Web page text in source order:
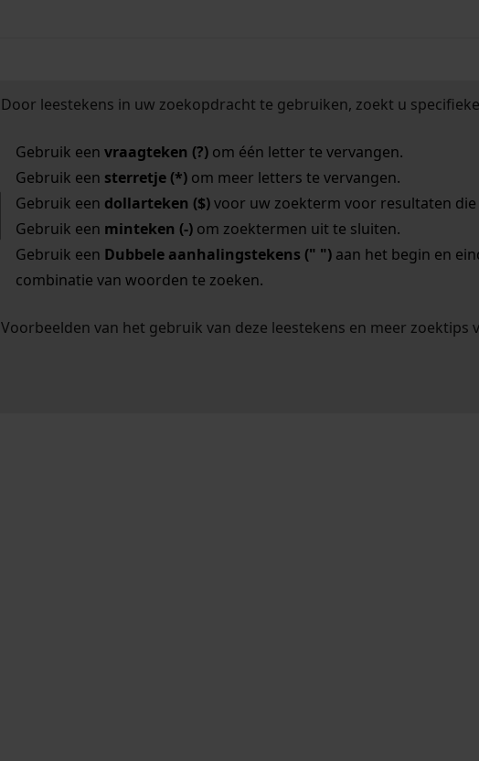
Door leestekens in uw zoekopdracht te gebruiken, zoekt u
Gebruik een vraagteken (?)om één letter te vervangen.
Gebruik een sterretje (*)om meer letters te vervangen.
Gebruik een dollarteken ($)voor uw zoekterm voor resultaten die
Gebruik een minteken (-)om zoektermen uit te sluiten.
Gebruik een Dubbele aanhalingstekens (" ")aan het begin en
combinatie van woorden te zoeken.
Voorbeelden van het gebruik van deze leestekens en meer zoektips